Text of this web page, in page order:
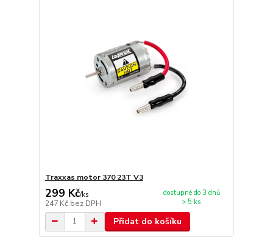
Traxxas motor 370 23T V3
299 Kč/ks
247 Kč bez DPH
dostupné do 3 dnů
> 5 ks
Přidat do košíku